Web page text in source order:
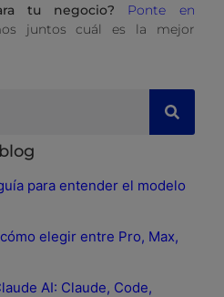
tu negocio?
Ponte en
juntos cuál es la mejor
para entender el modelo
elegir entre Pro, Max,
AI: Claude, Code,